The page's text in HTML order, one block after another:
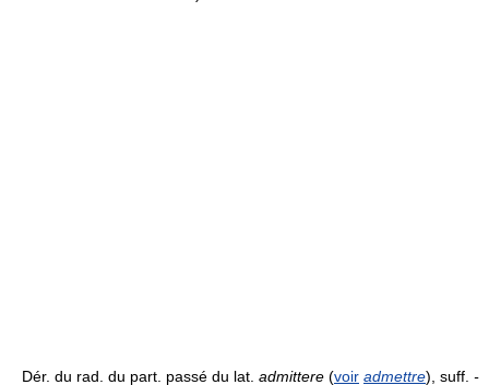
Dér. du rad. du part. passé du lat. admittere (voir admettre), suff. -